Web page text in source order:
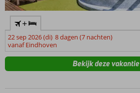
+
22 sep 2026 (di) 8 dagen (7 nachten)
vanaf Eindhoven
Bekijk deze vakantie